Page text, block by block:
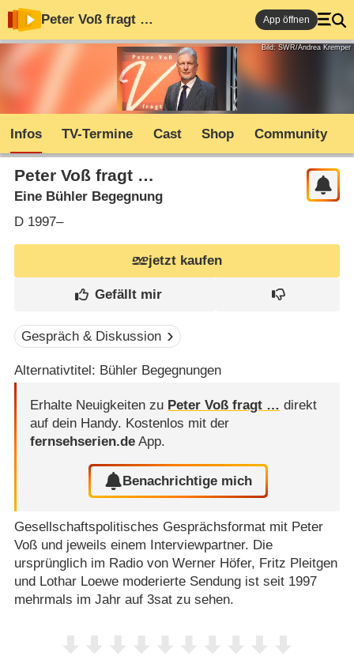
Peter Voß fragt … App öffnen
Bild: SWR/Andrea Kremper
Infos TV-Termine Cast Shop Community
Peter Voß fragt …
Eine Bühler Begegnung
D1997–
jetzt kaufen
Gespräch & Diskussion
Alternativtitel: Bühler Begegnungen
Erhalte Neuigkeiten zu Peter Voß fragt … direkt
auf dein Handy. Kostenlos mit der
fernsehserien.deApp.
Benachrichtige mich
Gesellschaftspolitisches Gesprächsformat mit Peter
Voß und jeweils einem Interviewpartner. Die
ursprünglich im Radio von Werner Höfer, Fritz Pleitgen
und Lothar Loewe moderierte Sendung ist seit 1997
mehrmals im Jahr auf 3sat zu sehen.